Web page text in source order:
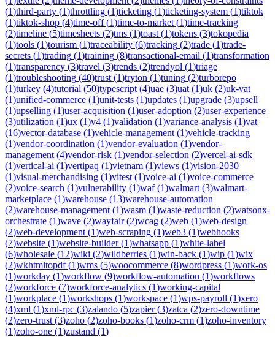
(1)third-party (1)throttling (1)ticketing (1)ticketing-system (1)tiktok
(1)tiktok-shop (4)time-off(1)time-to-market (1)time-tracking
(2)timeline (5)timesheets (2)tms (1)toast (1)tokens (3)tokopedia
(1)tools (1)tourism (1)traceability (6)tracking (2)trade (1)trade-
secrets (1)trading (1)training (8)transactional-email (1)transformation
(1)transparency (3)travel (3)trends (2)trendyol (1)triage
(1)troubleshooting (40)trust (1)tryton (1)tuning (2)turborepo
(1)turkey (4)tutorial (50)typescript (4)uae (3)uat (1)uk (2)uk-vat
(1)unified-commerce (1)unit-tests (1)updates (1)upgrade (3)upsell
(1)upselling (1)user-acquisition (1)user-adoption (2)user-experience
(3)utilization (1)ux (1)v4 (1)validation (1)variance-analysis (1)vat
(16)vector-database (1)vehicle-management (1)vehicle-tracking
(1)vendor-coordination (1)vendor-evaluation (1)vendor-
management (4)vendor-risk (1)vendor-selection (2)vercel-ai-sdk
(1)vertical-ai (1)vertipaq (1)vietnam (1)views (1)vision-2030
(1)visual-merchandising (1)vitest (1)voice-ai (1)voice-commerce
(2)voice-search (1)vulnerability (1)waf(1)walmart (3)walmart-
marketplace (1)warehouse (13)warehouse-automation
(2)warehouse-management (1)wasm (1)waste-reduction (2)watsonx-
orchestrate (1)wave (2)wayfair(2)wcag (2)web (1)web-design
(2)web-development (1)web-scraping (1)web3 (1)webhooks
(7)website (1)website-builder(1)whatsapp (1)white-label
(6)wholesale (12)wiki (2)wildberries (1)win-back (1)wip (1)wix
(2)wkhtmltopdf(1)wms (5)woocommerce (8)wordpress (1)work-os
(1)workday (1)workflow (9)workflow-automation (1)workflows
(2)workforce (7)workforce-analytics (1)working-capital
(1)workplace (1)workshops (1)workspace (1)wps-payroll (1)xero
(4)xml (1)xml-rpc (3)zalando (5)zapier(3)zatca (2)zero-downtime
(2)zero-trust (3)zoho (2)zoho-books (1)zoho-crm (1)zoho-inventory
(1)zoho-one (1)zustand (1)